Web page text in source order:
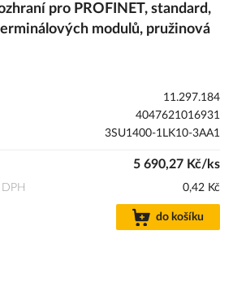
pro PROFINET, standard,
modulů, pružinová
11.297.184
4047621016931
3SU1400-1LK10-3AA1
5 690,27 Kč/ks
0,42 Kč
do košíku